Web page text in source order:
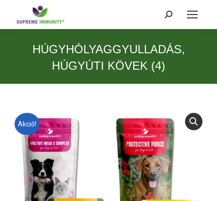
Search:
HÚGYHÓLYAGGYULLADÁS,
HÚGYÚTI KÖVEK (4)
Akció!